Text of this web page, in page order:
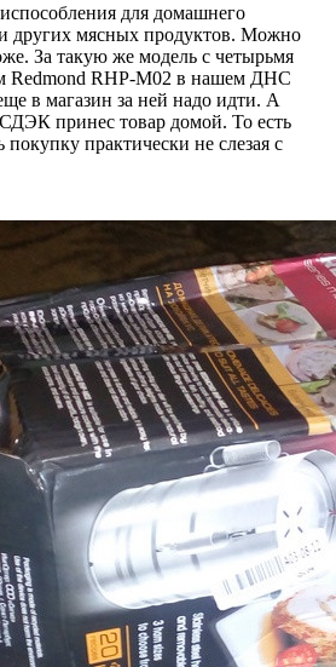
для домашнего
других мясных продуктов. Можно
За такую же модель с четырьмя
Redmond RHP-M02 в нашем ДНС
в магазин за ней надо идти. А
принес товар домой. То есть
практически не слезая с